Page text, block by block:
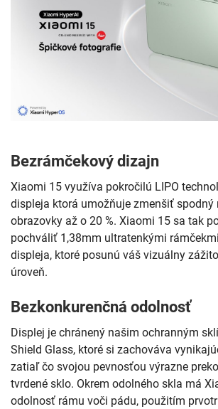
Bezrámčekový dizajn
Xiaomi 15 využíva pokročilú LIPO
displeja ktorá umožňuje zmenšiť spodný
obrazovky až o 20 %. Xiaomi 15 sa tak
pochváliť 1,38mm ultratenkými
displeja, ktoré posunú váš vizuálny
úroveň.
Bezkonkurenčná odolnosť
Displej je chránený našim ochranným
Shield Glass, ktoré si zachováva
zatiaľ čo svojou pevnosťou výrazne
tvrdené sklo. Okrem odolného skla má
odolnosť rámu voči pádu, použitím